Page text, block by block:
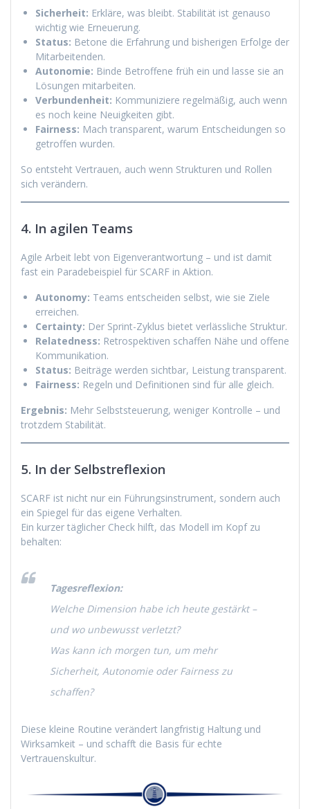
Sicherheit: Erkläre, was bleibt. Stabilität ist genauso
wichtig wie Erneuerung.
Status: Betone die Erfahrung und bisherigen Erfolge der
Mitarbeitenden.
Autonomie: Binde Betroffene früh ein und lasse sie an
Lösungen mitarbeiten.
Verbundenheit: Kommuniziere regelmäßig, auch wenn
es noch keine Neuigkeiten gibt.
Fairness: Mach transparent, warum Entscheidungen so
getroffen wurden.
So entsteht Vertrauen, auch wenn Strukturen und Rollen
sich verändern.
4. In agilen Teams
Agile Arbeit lebt von Eigenverantwortung – und ist damit
fast ein Paradebeispiel für SCARF in Aktion.
Autonomy: Teams entscheiden selbst, wie sie Ziele
erreichen.
Certainty: Der Sprint-Zyklus bietet verlässliche Struktur.
Relatedness: Retrospektiven schaffen Nähe und offene
Kommunikation.
Status: Beiträge werden sichtbar, Leistung transparent.
Fairness: Regeln und Definitionen sind für alle gleich.
Ergebnis: Mehr Selbststeuerung, weniger Kontrolle – und
trotzdem Stabilität.
5. In der Selbstreflexion
SCARF ist nicht nur ein Führungsinstrument, sondern auch
ein Spiegel für das eigene Verhalten.
Ein kurzer täglicher Check hilft, das Modell im Kopf zu
behalten:
Tagesreflexion:
Welche Dimension habe ich heute gestärkt –
und wo unbewusst verletzt?
Was kann ich morgen tun, um mehr
Sicherheit, Autonomie oder Fairness zu
schaffen?
Diese kleine Routine verändert langfristig Haltung und
Wirksamkeit – und schafft die Basis für echte
Vertrauenskultur.